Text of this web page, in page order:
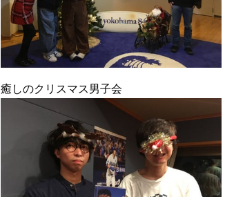
癒しのクリスマス男子会